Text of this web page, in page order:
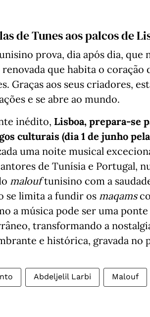
de Tunes aos palcos de
prova, dia após dia, que
que habita o coração
Graças aos seus criadores,
e se abre ao mundo.
inédito, Lisboa, prepara-se
culturais (dia 1 de junho
uma noite musical
de Tunísia e Portugal,
malouftunisino com a
se limita a fundir os maqams
a música pode ser uma
transformando a
e histórica, gravada no
Abdeljelil Larbi Malouf